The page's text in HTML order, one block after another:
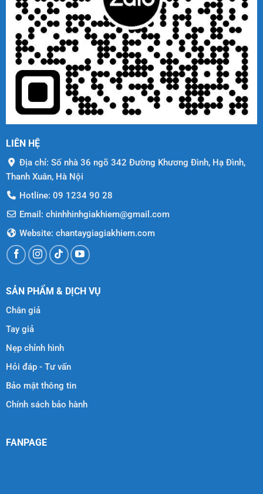
LIÊN HỆ
Địa chỉ: Số nhà 36 ngõ 342 Đường Khương Đình, Hạ Đình,
Thanh Xuân, Hà Nội
Hotline: 09 1234 90 28
Email: chinhhinhgiakhiem@gmail.com
Website: chantaygiagiakhiem.com
SẢN PHẨM & DỊCH VỤ
Chân giả
Tay giả
Nẹp chỉnh hình
Hỏi đáp - Tư vấn
Bảo mật thông tin
Chính sách bảo hành
FANPAGE